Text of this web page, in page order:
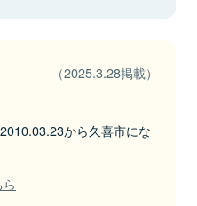
（2025.3.28掲載）
から久喜市にな